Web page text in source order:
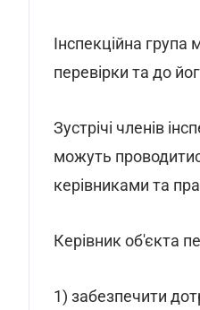
Інспекційна
перевірки та до
Зустрічі членів
можуть
керівниками та
Керівник об'єкта
1) забезпечити